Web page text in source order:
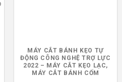
MÁY CẮT BÁNH KẸO TỰ
ĐỘNG CÔNG NGHỆ TRỢ LỰC
2022 – MÁY CẮT KẸO LẠC,
MÁY CẮT BÁNH CỐM